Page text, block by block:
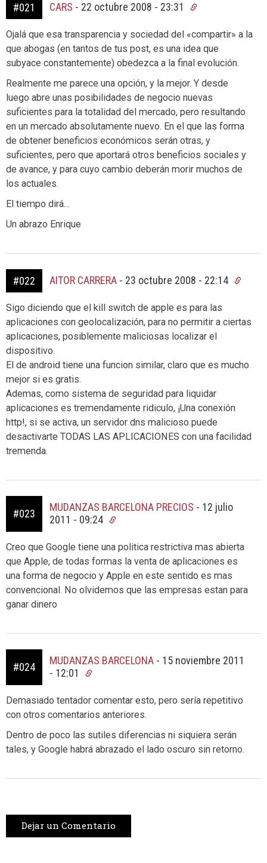
#021 CARS - 22 octubre 2008 - 23:31
Ojalá que esa transparencia y sociedad del «compartir» a la
que abogas (en tantos de tus post, es una idea que
subyace constantemente) obedezca a la final evolución.
Realmente me parece una opción, y la mejor. Y desde
luego abre unas posibilidades de negocio nuevas
suficientes para la totalidad del mercado, pero resultando
en un mercado absolutamente nuevo. En el que las forma
de obtener beneficios económicos serán otras, y
suficientes, pero que aportará otros beneficios sociales y
de avance, y para cuyo cambio deberán morir muchos de
los actuales.
El tiempo dirá…
Un abrazo Enrique
#022 AITOR CARRERA - 23 octubre 2008 - 22:14
Sigo diciendo que el kill switch de apple es para las
aplicaciones con geolocalización, para no permitir a ciertas
aplicaciones, posiblemente maliciosas localizar el
dispositivo.
El de android tiene una funcion similar, claro que es mucho
mejor si es gratis.
Ademas, como sistema de seguridad para liquidar
aplicaciones es tremendamente ridiculo, ¡Una conexión
http!, si se activa, un servidor dns malicioso puede
desactivarte TODAS LAS APLICACIONES con una facilidad
tremenda.
#023
MUDANZAS BARCELONA PRECIOS - 12 julio
2011 - 09:24
Creo que Google tiene una politica restrictiva mas abierta
que Apple, de todas formas la venta de aplicaciones es
una forma de negocio y Apple en este sentido es mas
convencional. No olvidemos que las empresas estan para
ganar dinero
#024
MUDANZAS BARCELONA - 15 noviembre 2011
- 12:01
Demasiado tentador comentar esto, pero sería repetitivo
con otros comentarios anteriores.
Dentro de poco las sutiles diferencias ni siquiera serán
tales, y Google habrá abrazado el lado oscuro sin retorno.
Dejar un Comentario